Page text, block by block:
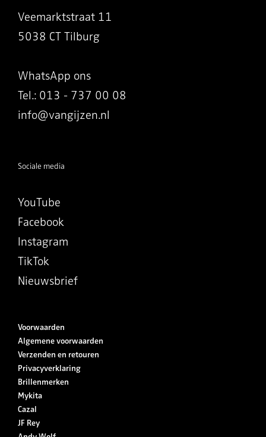
Veemarktstraat 11
5038 CT Tilburg
WhatsApp ons
Tel.: 013 - 737 00 08
info@vangijzen.nl
Sociale media
YouTube
Facebook
Instagram
TikTok
Nieuwsbrief
Voorwaarden
Algemene voorwaarden
Verzenden en retouren
Privacyverklaring
Brillenmerken
Mykita
Cazal
JF Rey